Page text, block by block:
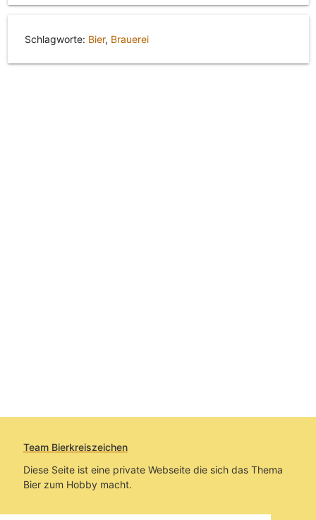
Schlagworte: Bier, Brauerei
Team Bierkreiszeichen
Diese Seite ist eine private Webseite die sich das Thema
Bier zum Hobby macht.